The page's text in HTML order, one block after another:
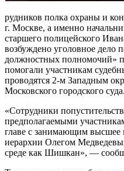
рудников полка охраны и
г. Москве, а именно
старшего полицейского
возбуждено уголовное дело
должностных полномочий»
помогали участникам
проводятся 2-м Западным
Московского городского суда.
«Сотрудники
предполагаемыми
главе с занимающим высшее
иерархии Олегом
среде как Шишкан», —